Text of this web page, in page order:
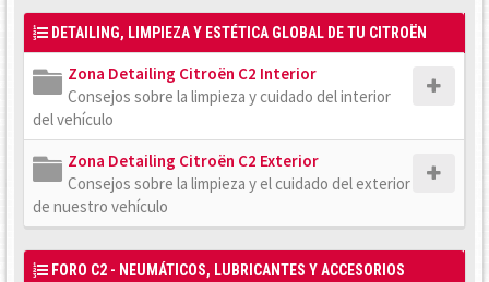
DETAILING, LIMPIEZA Y ESTÉTICA GLOBAL DE TU CITROËN
Zona Detailing Citroën C2 Interior
Consejos sobre la limpieza y cuidado del interior
del vehículo
Zona Detailing Citroën C2 Exterior
Consejos sobre la limpieza y el cuidado del exterior
de nuestro vehículo
FORO C2 - NEUMÁTICOS, LUBRICANTES Y ACCESORIOS